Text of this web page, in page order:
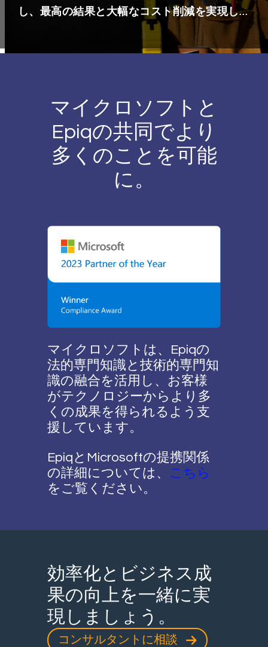
し、最高の結果と大幅なコスト削減を実現しま
マイクロソフトと
Epiqの共同でより
多くのことを可能
に。
マイクロソフトは、Epiqの
法的専門知識と技術的専門知
識の融合を活用し、お客様
がテクノロジーからより多
くの成果を得られるよう支
援しています。
EpiqとMicrosoftの提携関係
の詳細については、 こちら
をご覧ください。
効率化とビジネス成
果の向上を一緒に実
現しましょう。
コンサルタントに相談